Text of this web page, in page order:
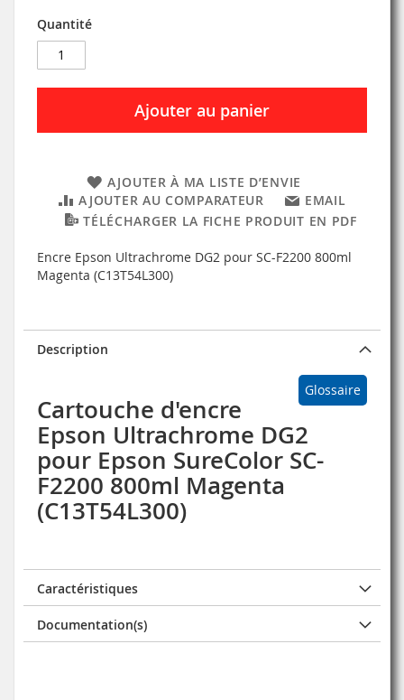
Quantité
Ajouter au panier
AJOUTER À MA LISTE D’ENVIE
AJOUTER AU COMPARATEUR
EMAIL
TÉLÉCHARGER LA FICHE PRODUIT EN PDF
Encre Epson Ultrachrome DG2 pour SC-F2200 800ml
Magenta (C13T54L300)
Description
Glossaire
Cartouche d'encre
Epson Ultrachrome DG2
pour Epson SureColor SC-
F2200 800ml Magenta
(C13T54L300)
Caractéristiques
Documentation(s)